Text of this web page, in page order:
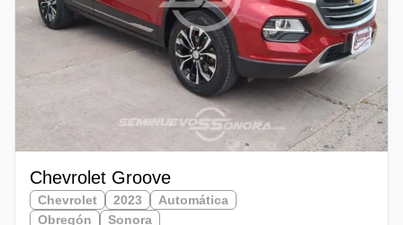
Chevrolet Groove
Chevrolet 2023
Automática
Obregón
Sonora